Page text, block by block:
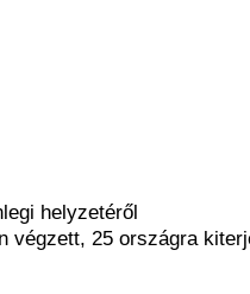
helyzetéről
végzett, 25 országra